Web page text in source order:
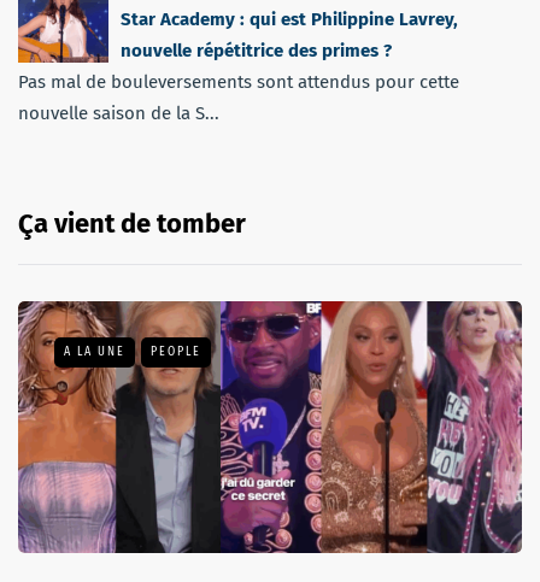
Star Academy : qui est Philippine Lavrey,
nouvelle répétitrice des primes ?
Pas mal de bouleversements sont attendus pour cette
nouvelle saison de la S...
Ça vient de tomber
A LA UNE PEOPLE